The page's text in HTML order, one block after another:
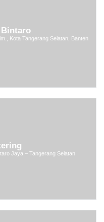
Bintaro
Kota Tangerang Selatan, Banten
Jaya – Tangerang Selatan